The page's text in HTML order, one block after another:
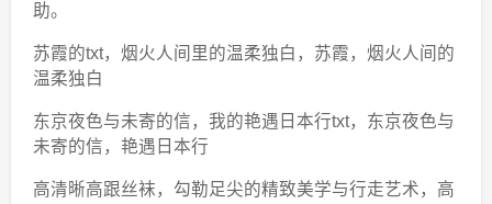
助。
苏霞的txt，烟火人间里的温柔独白，苏霞，烟火人间的
温柔独白
东京夜色与未寄的信，我的艳遇日本行txt，东京夜色与
未寄的信，艳遇日本行
高清晰高跟丝袜，勾勒足尖的精致美学与行走艺术，高